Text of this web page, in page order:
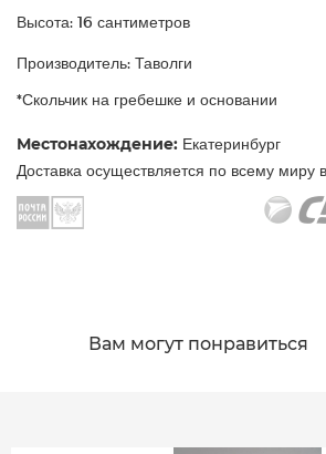
Высота: 16 сантиметров
Производитель: Таволги
*Скольчик на гребешке и основании
Местонахождение: Екатеринбург
Доставка осуществляется по всему миру
Вам могут понравиться